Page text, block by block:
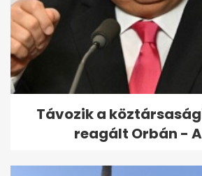
Távozik a
reagált Orbán -